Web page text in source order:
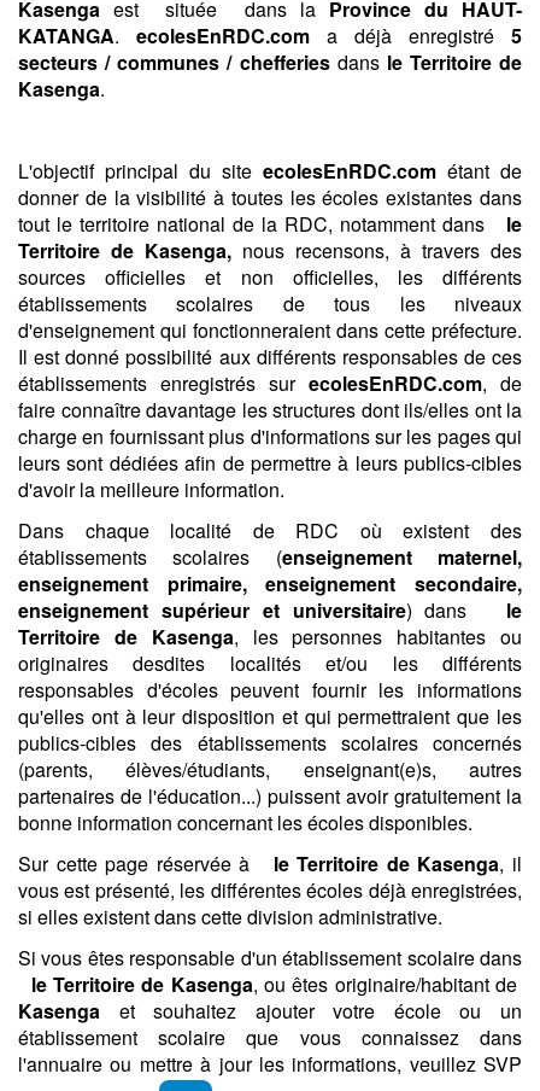
Kasenga est située dans la Province du HAUT-
KATANGA. ecolesEnRDC.com a déjà enregistré 5
secteurs / communes / chefferiesdans le Territoire de
Kasenga.
L'objectif principal du site ecolesEnRDC.com étant de
donner de la visibilité à toutes les écoles existantes dans
tout le territoire national de la RDC, notamment dans
le
Territoire de Kasenga, nous recensons, à travers des
sources officielles et non officielles, les différents
établissements scolaires de tous les niveaux
d'enseignement qui fonctionneraient dans cette préfecture.
Il est donné possibilité aux différents responsables de ces
établissements enregistrés sur ecolesEnRDC.com, de
faire connaître davantage les structures dont ils/elles ont la
charge en fournissant plus d'informations sur les pages qui
leurs sont dédiées afin de permettre à leurs publics-cibles
d'avoir la meilleure information.
Dans chaque localité de RDC où existent des
établissements scolaires (enseignement maternel,
enseignement primaire, enseignement secondaire,
enseignement supérieur et universitaire) dans
le
Territoire de Kasenga, les personnes habitantes ou
originaires desdites localités et/ou les différents
responsables d'écoles peuvent fournir les informations
qu'elles ont à leur disposition et qui permettraient que les
publics-cibles des établissements scolaires concernés
(parents, élèves/étudiants, enseignant(e)s, autres
partenaires de l'éducation...) puissent avoir gratuitement la
bonne information concernant les écoles disponibles.
Sur cette page réservée à
le Territoire de Kasenga, il
vous est présenté, les différentes écoles déjà enregistrées,
si elles existent dans cette division administrative.
Si vous êtes responsable d'un établissement scolaire dans
le Territoire de Kasenga, ou êtes originaire/habitant de
Kasenga et souhaitez ajouter votre école ou un
établissement scolaire que vous connaissez dans
l'annuaire ou mettre à jour les informations, veuillez SVP